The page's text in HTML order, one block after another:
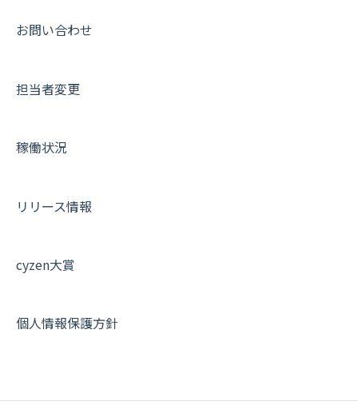
【業界業種別】cyzen設定方法
帳票出力
商品
パフォーマンス
お知らせ
活動通知
商品
その他オプション
契約・その他
報告書について
メンバー画面について
その他よくある質問
動画集：共通
お問い合わせ
担当者変更
稼働状況
リリース情報
cyzen大賞
個人情報保護方針